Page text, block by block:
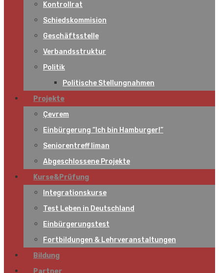
Kontrollrat
Schiedskommision
Geschäftsstelle
Verbandsstruktur
Politik
Politische Stellungnahmen
Projekte
Çevrem
Einbürgerung “Ich bin Hamburger!”
Seniorentreff liman
Abgeschlossene Projekte
Kurse&Prüfung
Integrationskurse
Test Leben in Deutschland
Einbürgerungstest
Fortbildungen & Lehrveranstaltungen
Bildung
Partner